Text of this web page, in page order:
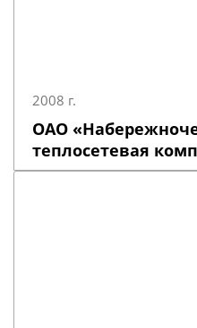
2008 г.
ОАО
теплосетевая